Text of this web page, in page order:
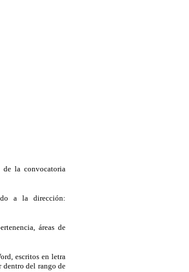
de la convocatoria
a la dirección:
áreas de
escritos en letra
dentro del rango de